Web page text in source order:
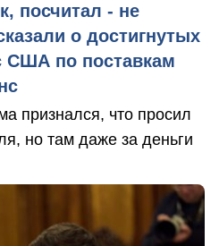
посчитал - не
о достигнутых
США по поставкам
признался, что просил
но там даже за деньги